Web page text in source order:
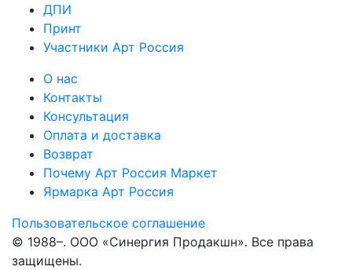
ДПИ
Принт
Участники Арт Россия
О нас
Контакты
Консультация
Оплата и доставка
Возврат
Почему Арт Россия Маркет
Ярмарка Арт Россия
Пользовательское соглашение
© 1988–. ООО «Синергия Продакшн». Все права
защищены.